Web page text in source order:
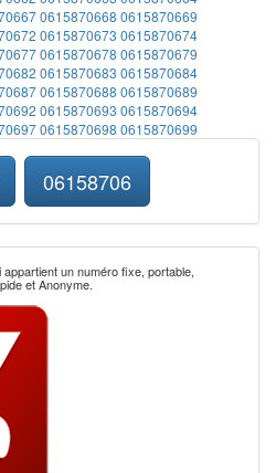
0615870668 0615870669
0615870673 0615870674
0615870678 0615870679
0615870683 0615870684
0615870688 0615870689
0615870693 0615870694
0615870698 0615870699
06158706
un numéro fixe, portable,
et Anonyme.